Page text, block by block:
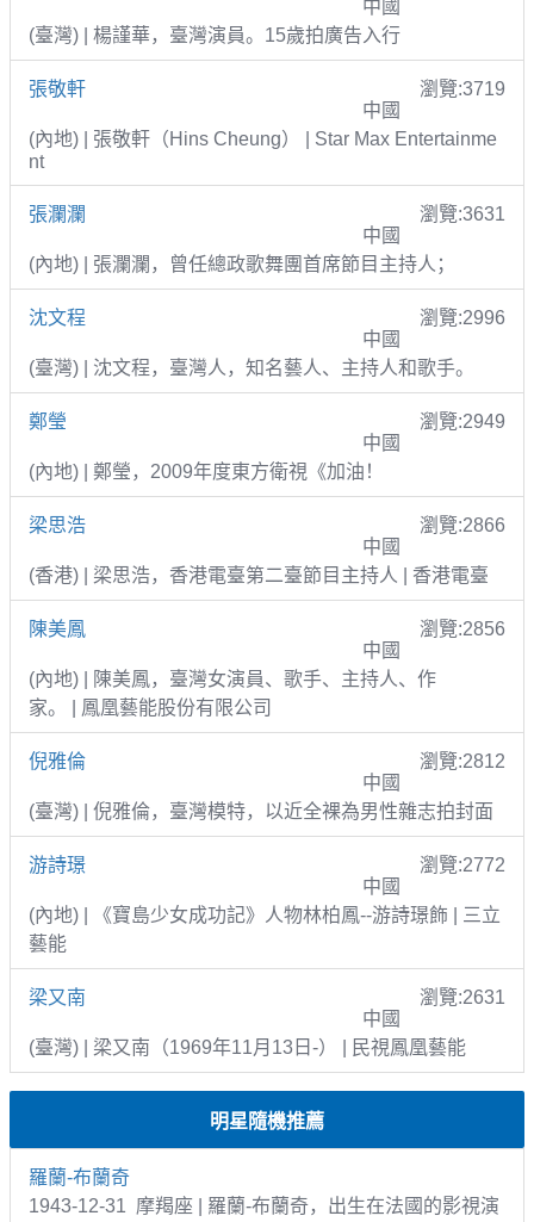
中國
(臺灣) | 楊謹華，臺灣演員。15歲拍廣告入行
張敬軒
瀏覽:3719
中國
(內地) | 張敬軒（Hins Cheung） | Star Max Entertainme
nt
張瀾瀾
瀏覽:3631
中國
(內地) | 張瀾瀾，曾任總政歌舞團首席節目主持人；
沈文程
瀏覽:2996
中國
(臺灣) | 沈文程，臺灣人，知名藝人、主持人和歌手。
鄭瑩
瀏覽:2949
中國
(內地) | 鄭瑩，2009年度東方衛視《加油！
梁思浩
瀏覽:2866
中國
(香港) | 梁思浩，香港電臺第二臺節目主持人 | 香港電臺
陳美鳳
瀏覽:2856
中國
(內地) | 陳美鳳，臺灣女演員、歌手、主持人、作
家。 | 鳳凰藝能股份有限公司
倪雅倫
瀏覽:2812
中國
(臺灣) | 倪雅倫，臺灣模特，以近全裸為男性雜志拍封面
游詩璟
瀏覽:2772
中國
(內地) | 《寶島少女成功記》人物林柏鳳--游詩璟飾 | 三立
藝能
梁又南
瀏覽:2631
中國
(臺灣) | 梁又南（1969年11月13日-） | 民視鳳凰藝能
明星隨機推薦
羅蘭-布蘭奇
1943-12-31 摩羯座 | 羅蘭-布蘭奇，出生在法國的影視演